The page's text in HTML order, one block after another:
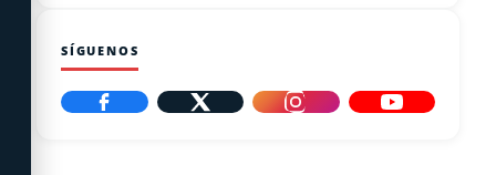
SÍGUENOS